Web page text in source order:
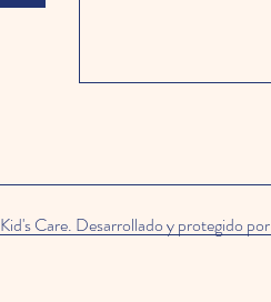
Care. Desarrollado y protegido por